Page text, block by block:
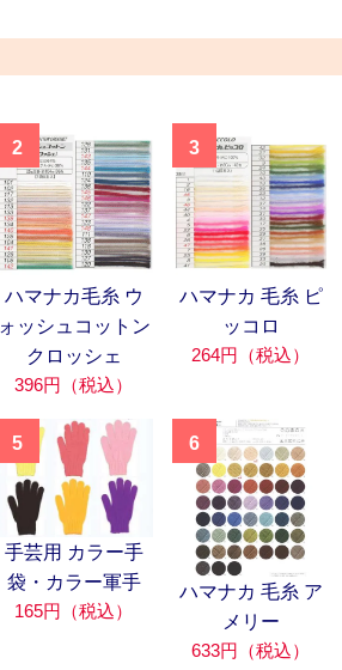
2
ハマナカ毛糸 ウ
ォッシュコットン
クロッシェ
396円（税込）
3
ハマナカ 毛糸 ピ
ッコロ
264円（税込）
5
手芸用 カラー手
袋・カラー軍手
165円（税込）
6
ハマナカ 毛糸 ア
メリー
633円（税込）